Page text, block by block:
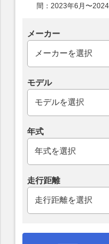
伊半島の山中を貫く「わざわ
作り直したトンネル」ついに
通へ 内部コンクリート“ぜん
剥がして”約3年遅れ 唯一の
道の代替路に
乗りものニュース
間：2023年6月〜2024
メーカー
モデル
年式
走行距離